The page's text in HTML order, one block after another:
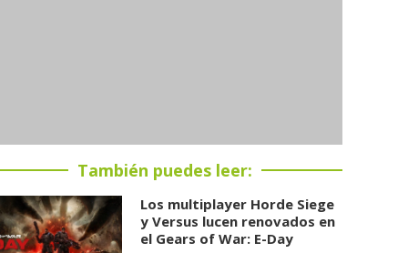
También puedes leer:
Los multiplayer Horde Siege
y Versus lucen renovados en
el Gears of War: E-Day